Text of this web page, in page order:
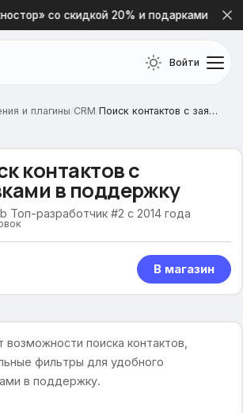
со скидкой 20% и подарками 🎁
Войти
и плагины/CRM/ Поиск контактов с заявками в поддержку
контактов с
в поддержку
Топ-разработчик #2 с 2014 года
В магазин
возможности поиска контактов,
фильтры для удобного
в поддержку.